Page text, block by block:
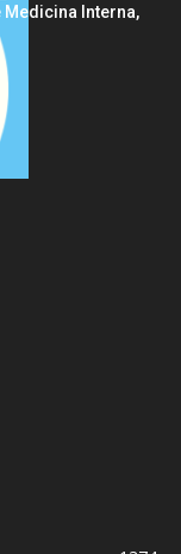
Medicina Interna,